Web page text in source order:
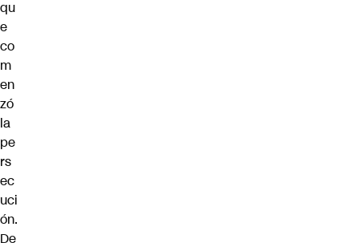
qu
e
co
m
en
zó
la
pe
rs
ec
uci
ón.
De